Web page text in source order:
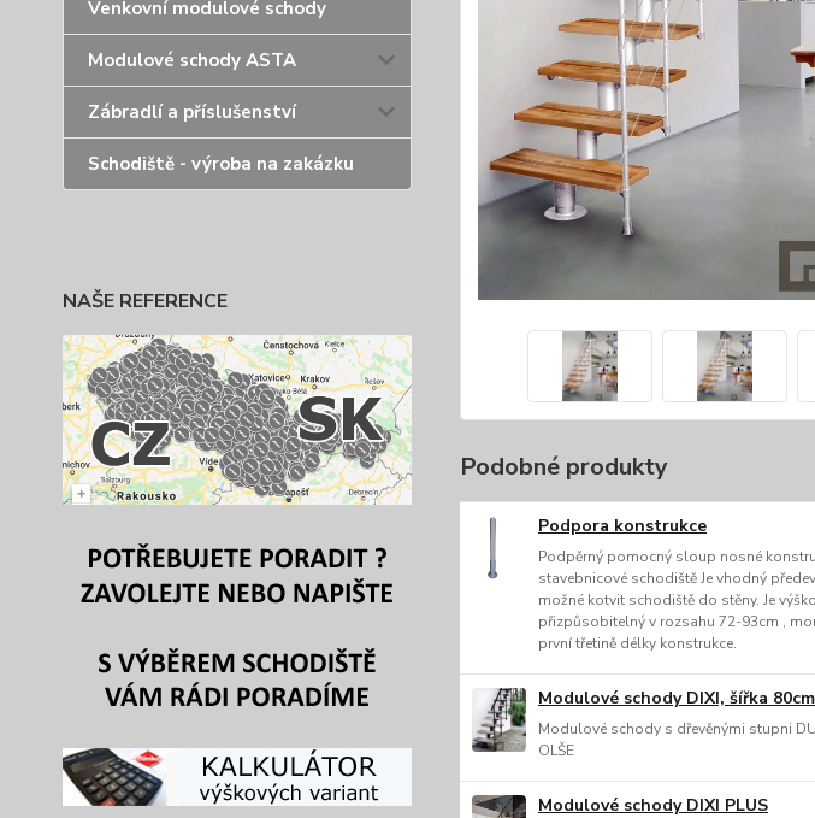
Venkovní modulové schody
Modulové schody ASTA
Zábradlí a příslušenství
Schodiště - výroba na zakázku
NAŠE REFERENCE
Podobné produkty
Podpora konstrukce
Podpěrný pomocný sloup nosné
stavebnicové schodiště Je vhodný
možné kotvit schodiště do stěny. Je
přizpůsobitelný v rozsahu 72-93cm ,
první třetině délky konstrukce.
Modulové schody DIXI, šířka 80cm
Modulové schody s dřevěnými stupni
OLŠE
Modulové schody DIXI PLUS